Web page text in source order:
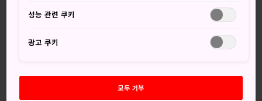
세계 굴지의 라듐 온천 체험하기
성능 관련 쿠키
광고 쿠키
모두 거부